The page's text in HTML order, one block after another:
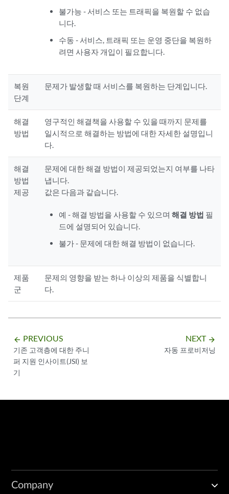
불가능 - 서비스 또는 트래픽을 복원할 수 없습
니다.
수동 - 서비스, 트래픽 또는 운영 중단을 복원하
려면 사용자 개입이 필요합니다.
복원
단계
문제가 발생할 때 서비스를 복원하는 단계입니다.
해결
방법
영구적인 해결책을 사용할 수 있을 때까지 문제를
일시적으로 해결하는 방법에 대한 자세한 설명입니
다.
해결
방법
제공
문제에 대한 해결 방법이 제공되었는지 여부를 나타
냅니다.
값은 다음과 같습니다.
예 - 해결 방법을 사용할 수 있으며 해결 방법 필
드에 설명되어 있습니다.
불가 - 문제에 대한 해결 방법이 없습니다.
제품
군
문제의 영향을 받는 하나 이상의 제품을 식별합니
다.
arrow_backward PREVIOUS
기존 고객층에 대한 주니
퍼 지원 인사이트(JSI) 보
기
NEXT arrow_forward
자동 프로비저닝
Company